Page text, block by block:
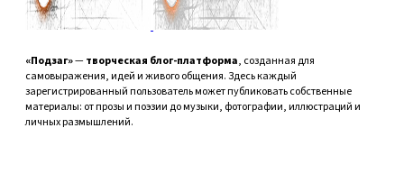
«Подзаг»— творческая блог-платформа, созданная для
самовыражения, идей и живого общения. Здесь каждый
зарегистрированный пользователь может публиковать собственные
материалы: от прозы и поэзии до музыки, фотографии, иллюстраций и
личных размышлений.